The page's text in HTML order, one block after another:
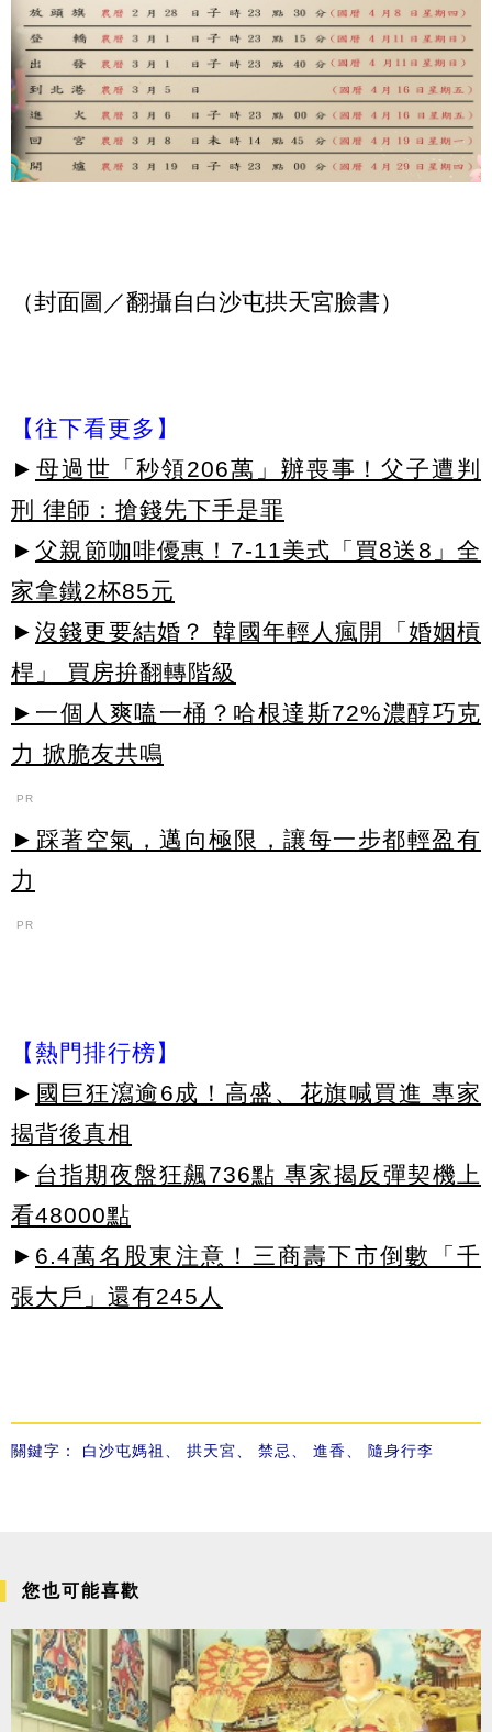
（封面圖／翻攝自白沙屯拱天宮臉書）
【往下看更多】
► 母過世「秒領206萬」辦喪事！父子遭判
刑 律師：搶錢先下手是罪
► 父親節咖啡優惠！7-11美式「買8送8」全
家拿鐵2杯85元
► 沒錢更要結婚？ 韓國年輕人瘋開「婚姻槓
桿」 買房拚翻轉階級
►一個人爽嗑一桶？哈根達斯72%濃醇巧克
力 掀脆友共鳴
PR
►踩著空氣，邁向極限，讓每一步都輕盈有
力
PR
【熱門排行榜】
► 國巨狂瀉逾6成！高盛、花旗喊買進 專家
揭背後真相
► 台指期夜盤狂飆736點 專家揭反彈契機上
看48000點
► 6.4萬名股東注意！三商壽下市倒數「千
張大戶」還有245人
關鍵字： 白沙屯媽祖 拱天宮 禁忌 進香 隨身行李
您也可能喜歡